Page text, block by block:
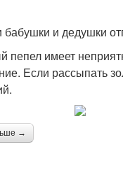
и дедушки
пепел имеет
Если рассыпать
→